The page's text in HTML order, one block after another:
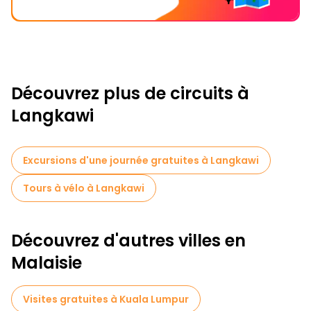
Découvrez plus de circuits à
Langkawi
Excursions d'une journée gratuites à Langkawi
Tours à vélo à Langkawi
Découvrez d'autres villes en
Malaisie
Visites gratuites à Kuala Lumpur